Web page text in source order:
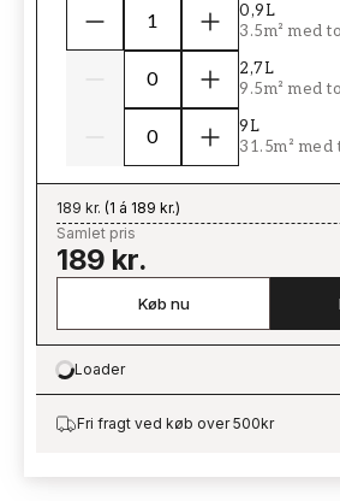
0,9L
3.5m² med
2,7L
9.5m² med
9L
31.5m² med
189 kr. (1 á 189 kr.)
Samlet pris
189 kr.
Køb nu
Loading…
Loader
Fri fragt ved køb over 500kr